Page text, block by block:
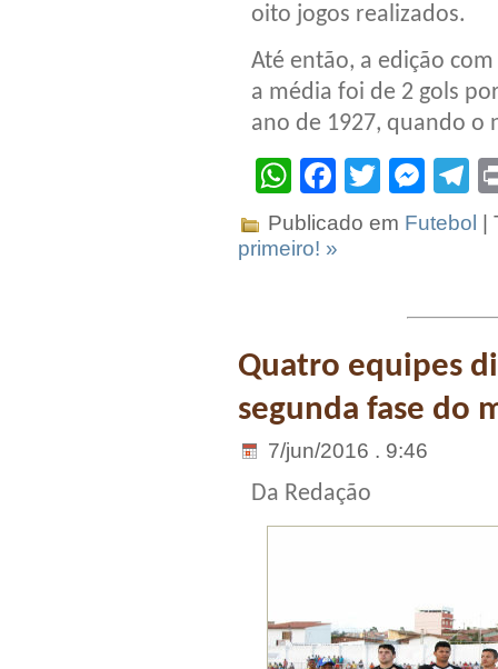
oito jogos realizados.
Até então, a edição
a média foi de 2 gols
ano de 1927, quando o
WhatsApp
Facebook
Twitter
Publicado em Futebol
|
primeiro! »
Quatro equipes
segunda fase do
7/jun/2016 . 9:46
Da Redação